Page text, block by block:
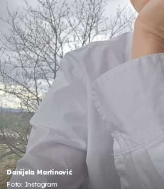
Danijela Martinović
Foto: Instagram